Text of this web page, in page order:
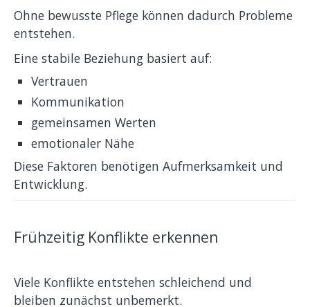
Ohne bewusste Pflege können dadurch Probleme
entstehen.
Eine stabile Beziehung basiert auf:
Vertrauen
Kommunikation
gemeinsamen Werten
emotionaler Nähe
Diese Faktoren benötigen Aufmerksamkeit und
Entwicklung.
Frühzeitig Konflikte erkennen
Viele Konflikte entstehen schleichend und
bleiben zunächst unbemerkt.